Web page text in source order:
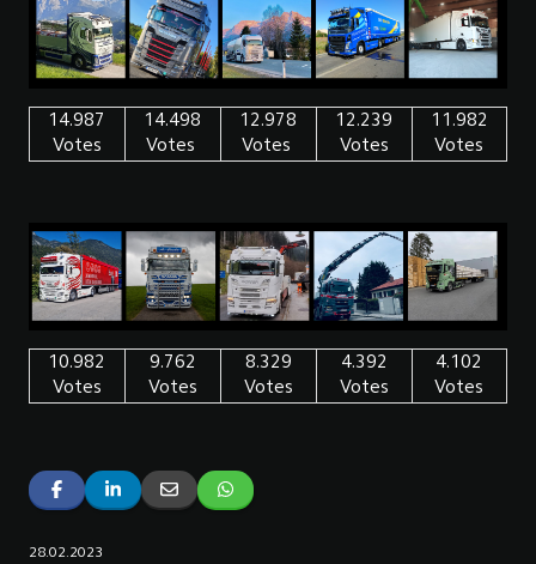
14.987
Votes
14.498
Votes
12.978
Votes
12.239
Votes
11.982
Votes
10.982
Votes
9.762
Votes
8.329
Votes
4.392
Votes
4.102
Votes
28.02.2023